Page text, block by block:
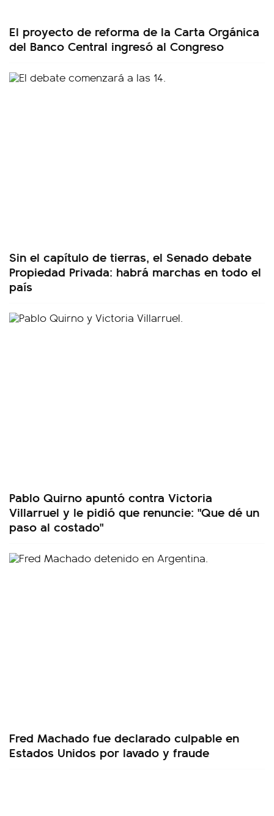
El proyecto de reforma de la Carta Orgánica
del Banco Central ingresó al Congreso
Sin el capítulo de tierras, el Senado debate
Propiedad Privada: habrá marchas en todo el
país
Pablo Quirno apuntó contra Victoria
Villarruel y le pidió que renuncie: "Que dé un
paso al costado"
Fred Machado fue declarado culpable en
Estados Unidos por lavado y fraude